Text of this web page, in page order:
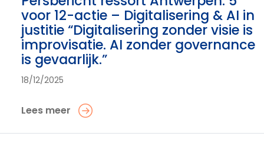
voor 12-actie – Digitalisering & AI in
justitie “Digitalisering zonder visie is
improvisatie. AI zonder governance
is gevaarlijk.”
18/12/2025
Lees meer